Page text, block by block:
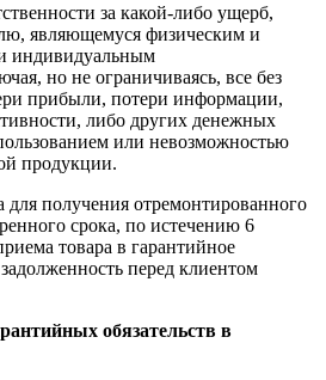
за какой-либо ущерб,
являющемуся физическим и
индивидуальным
но не ограничиваясь, все без
прибыли, потери информации,
либо других денежных
или невозможностью
продукции.
для получения отремонтированного
срока, по истечению 6
товара в гарантийное
перед клиентом
обязательств в